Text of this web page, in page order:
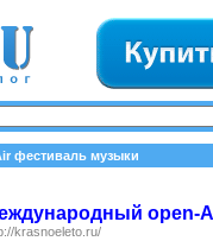
фестиваль музыки
оpen-
krasnoeleto.ru/